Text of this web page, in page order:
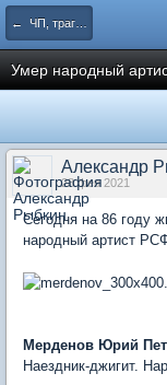
← ЧП, трагедии
Умер народный
Александр
28 фев 2021
Сегодня на 86 году
народный артист
Мерденов Юрий
Наездник-джигит.